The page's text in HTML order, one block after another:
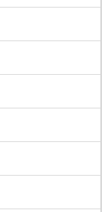
мест
разбора бака)